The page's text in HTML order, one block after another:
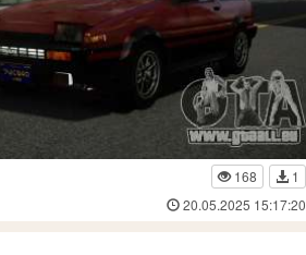
168
1
20.05.2025 15:17:20